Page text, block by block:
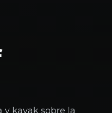
y kayak sobre la